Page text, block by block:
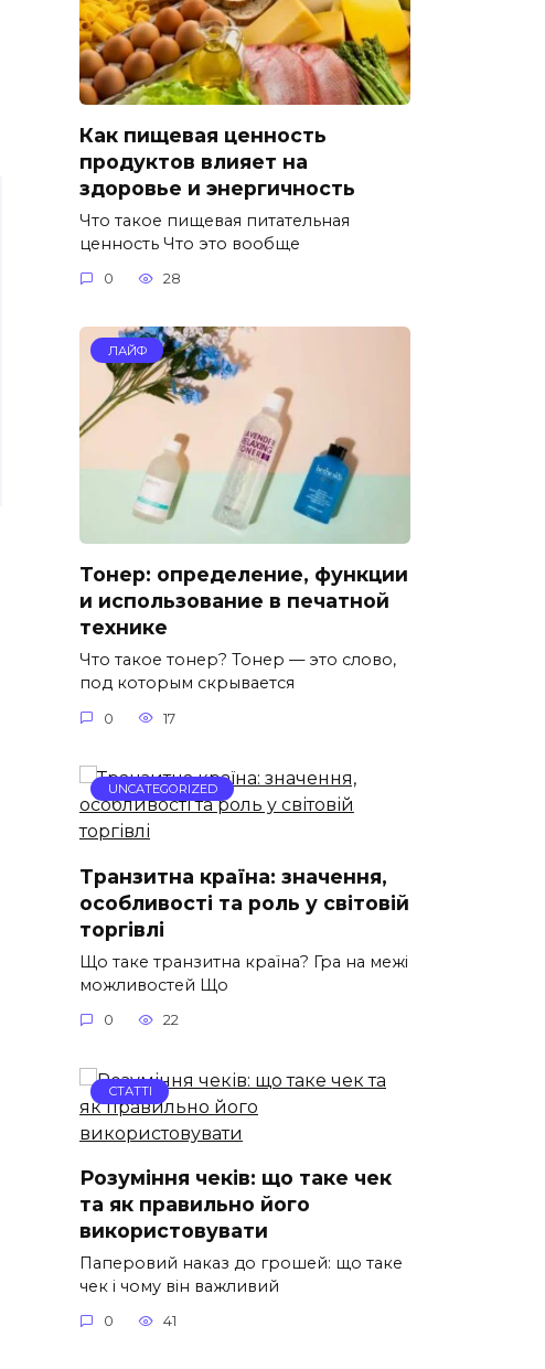
Как пищевая ценность
продуктов влияет на
здоровье и энергичность
Что такое пищевая питательная
ценность Что это вообще
0 28
ЛАЙФ
Тонер: определение, функции
и использование в печатной
технике
Что такое тонер? Тонер — это слово,
под которым скрывается
0 17
UNCATEGORIZED
Транзитна країна: значення,
особливості та роль у світовій
торгівлі
Що таке транзитна країна? Гра на межі
можливостей Що
0 22
СТАТТІ
Розуміння чеків: що таке чек
та як правильно його
використовувати
Паперовий наказ до грошей: що таке
чек і чому він важливий
0 41